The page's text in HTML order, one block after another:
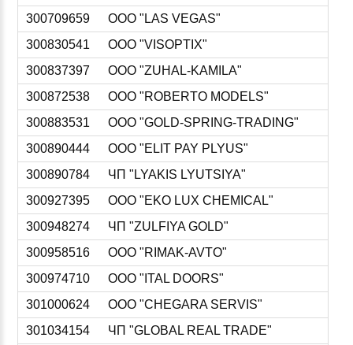
300709659
ООО "LAS VEGAS"
300830541
ООО "VISOPTIX"
300837397
ООО "ZUHAL-KAMILA"
300872538
ООО "ROBERTO MODELS"
300883531
ООО "GOLD-SPRING-TRADING"
300890444
ООО "ELIT PAY PLYUS"
300890784
ЧП "LYAKIS LYUTSIYA"
300927395
ООО "EKO LUX CHEMICAL"
300948274
ЧП "ZULFIYA GOLD"
300958516
ООО "RIMAK-AVTO"
300974710
ООО "ITAL DOORS"
301000624
ООО "CHEGARA SERVIS"
301034154
ЧП "GLOBAL REAL TRADE"